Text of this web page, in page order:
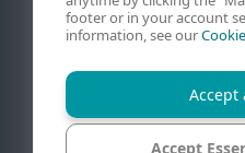
footer or in your account
information, see our
Accept
Accept